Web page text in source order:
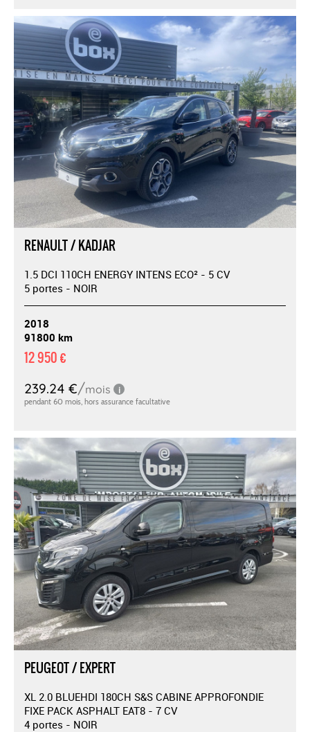
RENAULT / KADJAR
1.5 DCI 110CH ENERGY INTENS ECO² - 5 CV
5 portes - NOIR
2018
91800 km
12 950 €
PEUGEOT / EXPERT
XL 2.0 BLUEHDI 180CH S&S CABINE APPROFONDIE
FIXE PACK ASPHALT EAT8 - 7 CV
4 portes - NOIR